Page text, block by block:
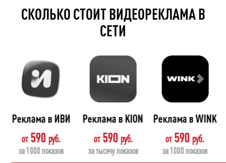
СКОЛЬКО СТОИТ ВИДЕОРЕКЛАМА В
СЕТИ
Реклама в ИВИ
от590
за 1000 показов
Реклама в KION
от590
за тысячу показов
Реклама в WINK
от590
за 1000 показов